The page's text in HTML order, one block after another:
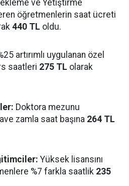
ve Yetiştirme
öğretmenlerin saat ücreti
440 TL oldu.
artırımlı uygulanan özel
saatleri 275 TL olarak
Doktora mezunu
zamla saat başına 264 TL
Yüksek lisansını
%7 farkla saatlik 235